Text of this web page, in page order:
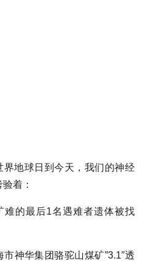
地球日到今天，我们的神经
着：
的最后1名遇难者遗体被找
神华集团骆驼山煤矿”3.1″透